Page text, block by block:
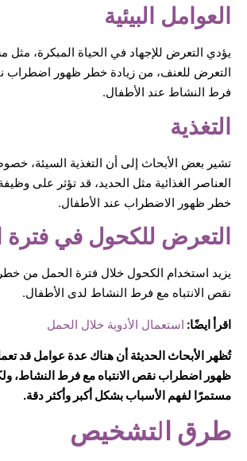
العوامل البيئية
يؤدي التعرض للإجهاد في الحياة المبكرة، مثل
التعرض للعنف، من زيادة خطر ظهور اضطراب
فرط النشاط عند الأطفال.
التغذية
تشير بعض الأبحاث إلى أن التغذية السيئة،
العناصر الغذائية مثل الحديد، قد تؤثر على
خطر ظهور الاضطراب عند الأطفال.
التعرض للكحول في فترة
يزيد استخدام الكحول خلال فترة الحمل من
نقص الانتباه مع فرط النشاط لدى الأطفال.
اقرأ ايضًا: استعمال الأدوية خلال الحمل
تُظهر الأبحاث الحديثة أن هناك عدة عوامل قد
ظهور اضطراب نقص الانتباه مع فرط النشاط،
مستمرًا لفهم الأسباب بشكل أكبر وأكثر دقة.
طرق ا لتشخيص